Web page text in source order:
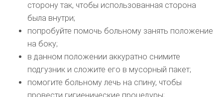
сторону так, чтобы использованная сторона
была внутри;
попробуйте помочь больному занять положение
на боку;
в данном положении аккуратно снимите
подгузник и сложите его в мусорный пакет;
помогите больному лечь на спину, чтобы